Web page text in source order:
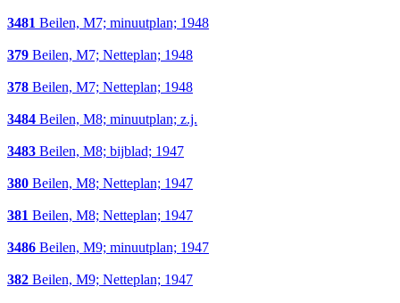
3481 Beilen, M7; minuutplan; 1948
379 Beilen, M7; Netteplan; 1948
378 Beilen, M7; Netteplan; 1948
3484 Beilen, M8; minuutplan; z.j.
3483 Beilen, M8; bijblad; 1947
380 Beilen, M8; Netteplan; 1947
381 Beilen, M8; Netteplan; 1947
3486 Beilen, M9; minuutplan; 1947
382 Beilen, M9; Netteplan; 1947